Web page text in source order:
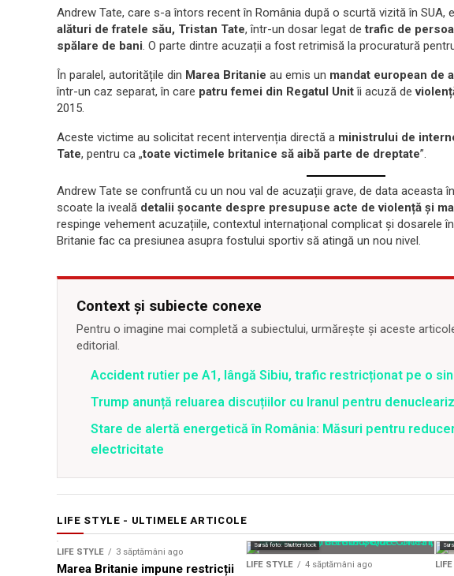
Andrew Tate, care s-a întors recent în România după o scurtă vizită în SUA,
alături de fratele său, Tristan Tate, într-un dosar legat detrafic de
spălare de bani. O parte dintre acuzații a fost retrimisă la procuratură
În paralel, autoritățile din Marea Britanie au emis un mandat european de
într-un caz separat, în care patru femei din Regatul Unitîi acuză de
2015.
Aceste victime au solicitat recent intervenția directă a ministrului de
Tate, pentru ca „toate victimele britanice să aibă parte de dreptate”.
Andrew Tate se confruntă cu un nou val de acuzații grave, de data aceasta
scoate la iveală detalii șocante despre presupuse acte de violență și
respinge vehement acuzațiile, contextul internațional complicat și dosarele
Britanie fac ca presiunea asupra fostului sportiv să atingă un nou nivel.
Context și subiecte conexe
Pentru o imagine mai completă a subiectului, urmărește și aceste
editorial.
Accident rutier pe A1, lângă Sibiu, trafic restricționat pe o
Trump anunță reluarea discuțiilor cu Iranul pentru
Stare de alertă energetică în România: Măsuri pentru
electricitate
LIFE STYLE - ULTIMELE ARTICOLE
Sursă foto: Shutterstock
LIFE STYLE 3 săptămâni ago
Marea Britanie impune restricții
Sursă foto: Shutterstock
LIFE STYLE 4 săptămâni ago